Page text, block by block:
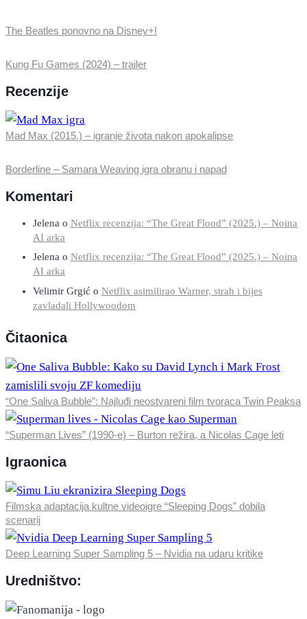
The Beatles ponovno na Disney+!
Kung Fu Games (2024) – trailer
Recenzije
Mad Max (2015.) – igranje života nakon apokalipse
Borderline – Samara Weaving igra obranu i napad
Komentari
Jelena o Netflix recenzija: “The Great Flood” (2025.) – Noina
AI arka
Jelena o Netflix recenzija: “The Great Flood” (2025.) – Noina
AI arka
Velimir Grgić o Netflix asimilirao Warner, strah i bijes
zavladali Hollywoodom
Čitaonica
“One Saliva Bubble”: Najluđi neostvareni film tvoraca Twin Peaksa
“Superman Lives” (1990-e) – Burton režira, a Nicolas Cage leti
Igraonica
Filmska adaptacija kultne videoigre “Sleeping Dogs” dobila
scenarij
Deep Learning Super Sampling 5 – Nvidia na udaru kritike
Uredništvo: